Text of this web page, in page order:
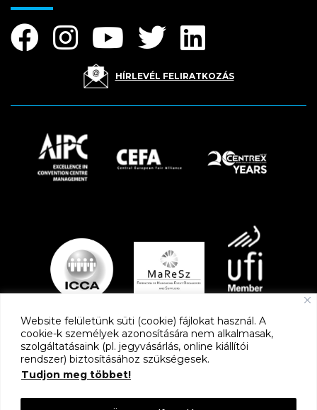
Website felületünk süti (cookie) fájlokat használ. A
cookie-k személyek azonosítására nem alkalmasak,
szolgáltatásaink (pl. jegyvásárlás, online kiállítói
rendszer) biztosításához szükségesek.
Tudjon meg többet!
HÍRLEVÉL FELIRATKOZÁS
PARTNEREK